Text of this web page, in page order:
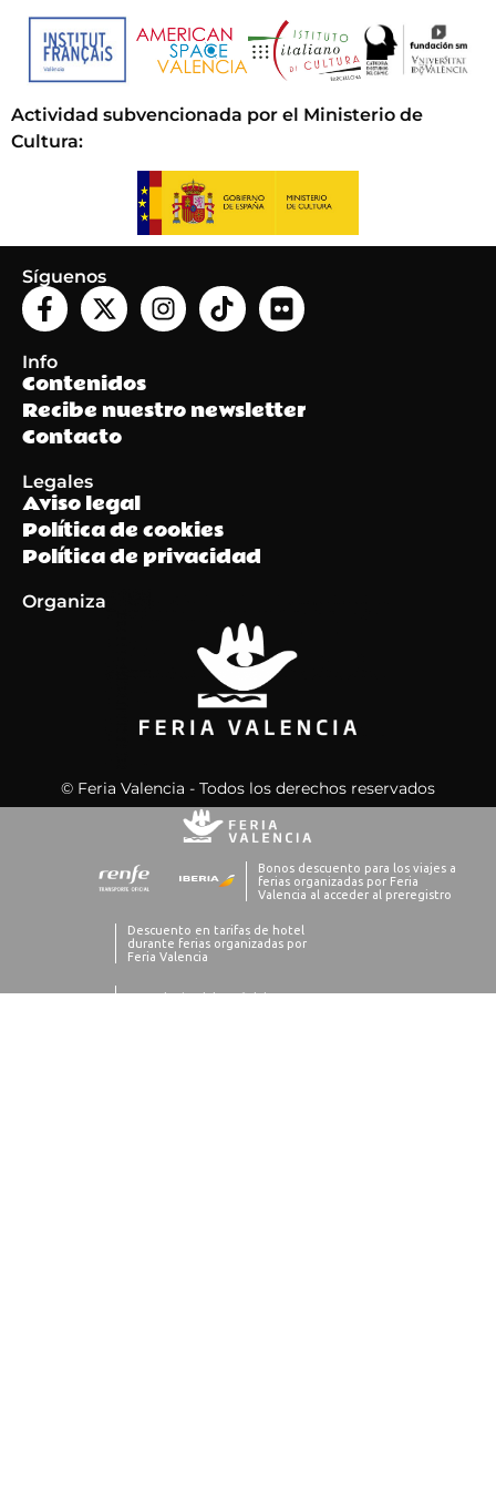
Actividad subvencionada por el Ministerio de
Cultura:
Síguenos
Info
Contenidos
Recibe nuestro newsletter
Contacto
Legales
Aviso legal
Política de cookies
Política de privacidad
Organiza
© Feria Valencia - Todos los derechos reservados